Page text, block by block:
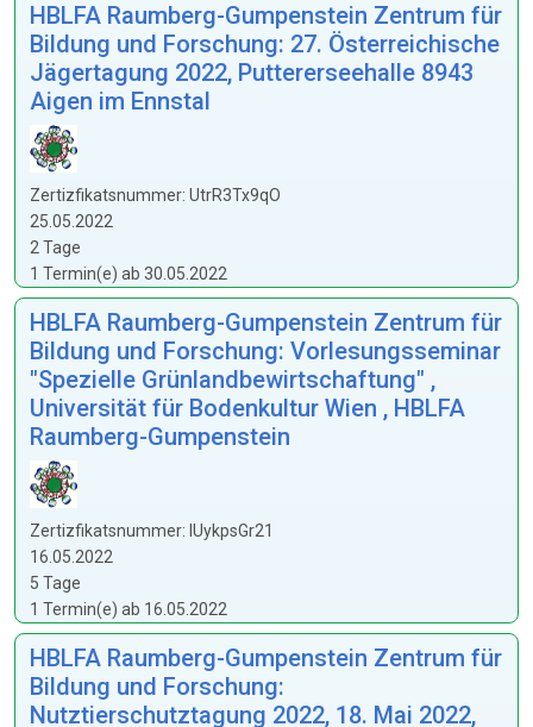
HBLFA Raumberg-Gumpenstein Zentrum für
Bildung und Forschung: 27. Österreichische
Jägertagung 2022, Puttererseehalle 8943
Aigen im Ennstal
Zertizfikatsnummer: UtrR3Tx9qO
25.05.2022
2 Tage
1 Termin(e) ab 30.05.2022
HBLFA Raumberg-Gumpenstein Zentrum für
Bildung und Forschung: Vorlesungsseminar
"Spezielle Grünlandbewirtschaftung" ,
Universität für Bodenkultur Wien , HBLFA
Raumberg-Gumpenstein
Zertizfikatsnummer: lUykpsGr21
16.05.2022
5 Tage
1 Termin(e) ab 16.05.2022
HBLFA Raumberg-Gumpenstein Zentrum für
Bildung und Forschung:
Nutztierschutztagung 2022, 18. Mai 2022,